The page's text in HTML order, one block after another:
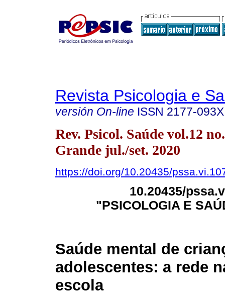
Revista Psicologia e
versión On-line ISSN 2177-093X
Rev. Psicol. Saúde vol.12
Grande jul./set. 2020
https://doi.org/10.20435/
10.20435/
"PSICOLOGIA E
Saúde mental de
adolescentes: a rede
escola